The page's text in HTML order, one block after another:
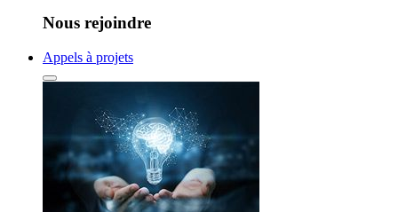
Nous rejoindre
Appels à projets